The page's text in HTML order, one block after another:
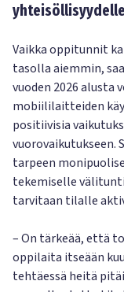
yhteisöllisyydelle
Vaikka oppitunnit
tasolla aiemmin,
vuoden 2026 alusta
mobiililaitteiden
positiivisia
vuorovaikutukseen.
tarpeen
tekemiselle
tarvitaan tilalle
– On tärkeää, että
oppilaita itseään
tehtäessä heitä